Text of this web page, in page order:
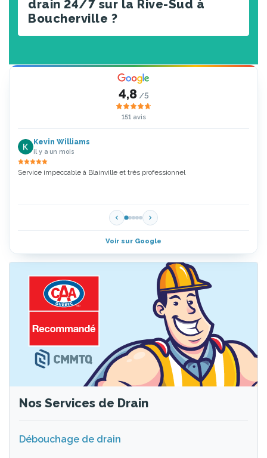
drain 24/7 sur la Rive-Sud à
Boucherville ?
4,8 /5
151 avis
Kevin Williams
il y a un mois
Service impeccable à Blainville et très professionnel
Voir sur Google
Nos Services de Drain
Débouchage de drain